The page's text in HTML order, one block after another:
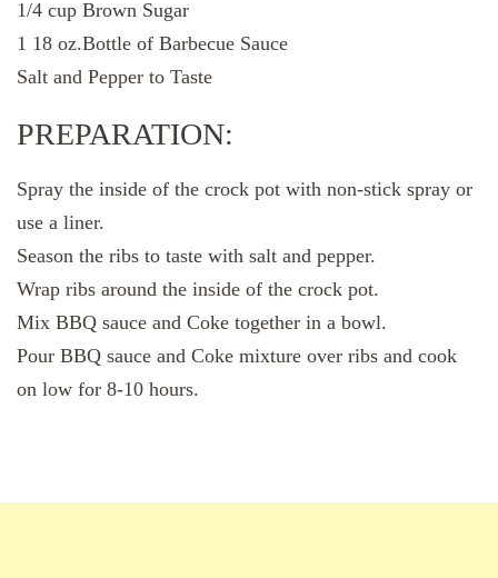
1/4 cup Brown Sugar
1 18 oz.Bottle of Barbecue Sauce
Salt and Pepper to Taste
PREPARATION:
Spray the inside of the crock pot with non-stick spray or
use a liner.
Season the ribs to taste with salt and pepper.
Wrap ribs around the inside of the crock pot.
Mix BBQ sauce and Coke together in a bowl.
Pour BBQ sauce and Coke mixture over ribs and cook
on low for 8-10 hours.